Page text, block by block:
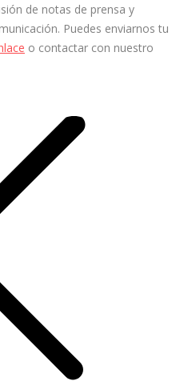
de notas de prensa y
Puedes enviarnos tu
o contactar con nuestro